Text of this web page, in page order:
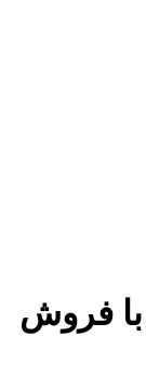
با فروش